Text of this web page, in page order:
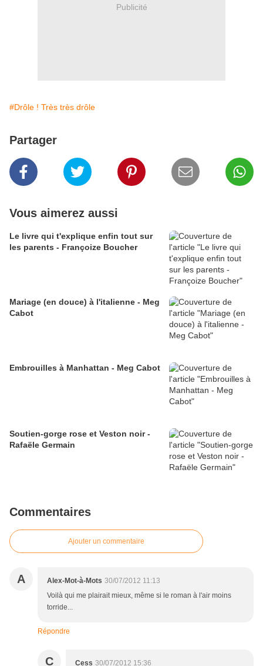
Publicité
#Drôle ! Très très drôle
Partager
Vous aimerez aussi
Le livre qui t'explique enfin tout sur
les parents - Françoize Boucher
Mariage (en douce) à l'italienne - Meg
Cabot
Embrouilles à Manhattan - Meg Cabot
Soutien-gorge rose et Veston noir -
Rafaële Germain
Commentaires
Ajouter un commentaire
A Alex-Mot-à-Mots 30/07/2012 11:13
Voilà qui me plairait mieux, même si le roman à l'air moins
torride...
Répondre
C Cess 30/07/2012 15:36